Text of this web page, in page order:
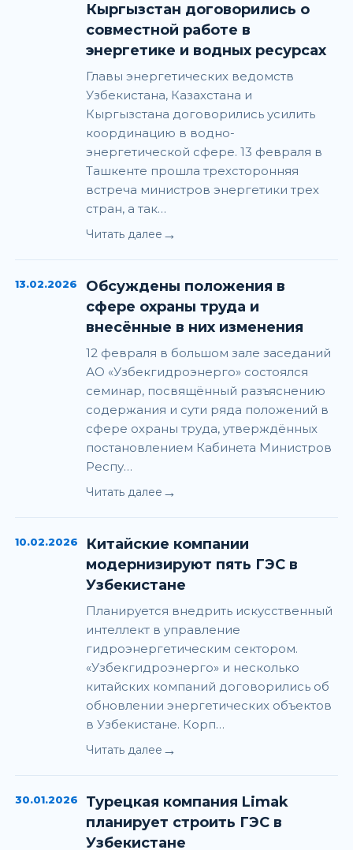
Кыргызстан договорились о
совместной работе в
энергетике и водных ресурсах
Главы энергетических ведомств
Узбекистана, Казахстана и
Кыргызстана договорились усилить
координацию в водно-
энергетической сфере. 13 февраля в
Ташкенте прошла трехсторонняя
встреча министров энергетики трех
стран, а так…
Читать далее →
13.02.2026
Обсуждены положения в
сфере охраны труда и
внесённые в них изменения
12 февраля в большом зале заседаний
АО «Узбекгидроэнерго» состоялся
семинар, посвящённый разъяснению
содержания и сути ряда положений в
сфере охраны труда, утверждённых
постановлением Кабинета Министров
Респу…
Читать далее →
10.02.2026
Китайские компании
модернизируют пять ГЭС в
Узбекистане
Планируется внедрить искусственный
интеллект в управление
гидроэнергетическим сектором.
«Узбекгидроэнерго» и несколько
китайских компаний договорились об
обновлении энергетических объектов
в Узбекистане. Корп…
Читать далее →
30.01.2026
Турецкая компания Limak
планирует строить ГЭС в
Узбекистане